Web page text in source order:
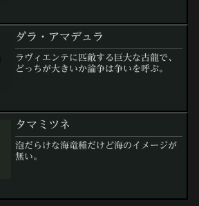
ダラ・アマデュラ
ラヴィエンテに匹敵する巨大な古龍で、
どっちが大きいか論争は争いを呼ぶ。
タマミツネ
泡だらけな海竜種だけど海のイメージが
無い。